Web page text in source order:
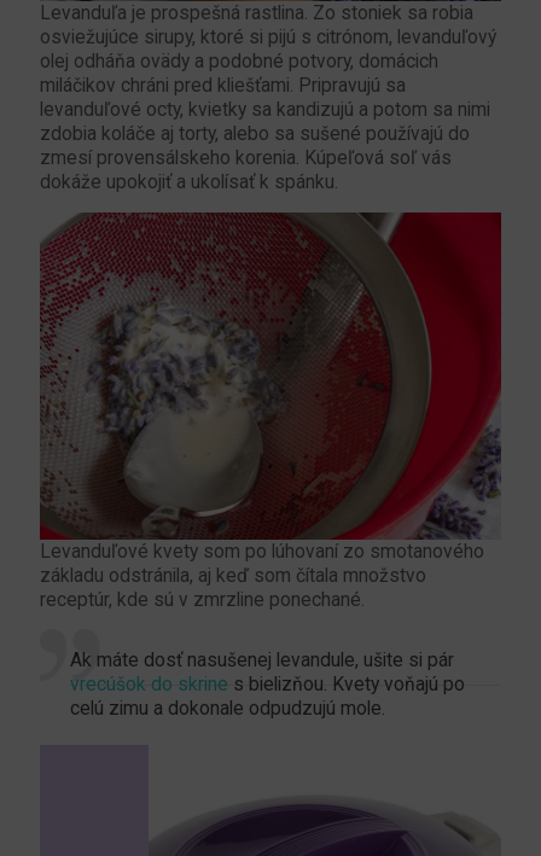
Levanduľa je prospešná rastlina. Zo stoniek sa robia
osviežujúce sirupy, ktoré si pijú s citrónom, levanduľový
olej odháňa ovädy a podobné potvory, domácich
miláčikov chráni pred kliešťami. Pripravujú sa
levanduľové octy, kvietky sa kandizujú a potom sa nimi
zdobia koláče aj torty, alebo sa sušené používajú do
zmesí provensálskeho korenia. Kúpeľová soľ vás
dokáže upokojiť a ukolísať k spánku.
Levanduľové kvety som po lúhovaní zo smotanového
základu odstránila, aj keď som čítala množstvo
receptúr, kde sú v zmrzline ponechané.
Ak máte dosť nasušenej levandule, ušite si pár
vrecúšok do skrine s bielizňou. Kvety voňajú po
celú zimu a dokonale odpudzujú mole.